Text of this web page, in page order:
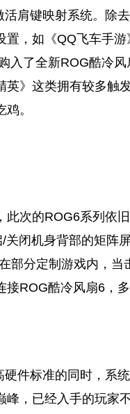
肩键映射系统。除
，如《QQ飞车手
入了全新ROG酷冷
英》这类拥有较多触
。
次的ROG6系列依
/关闭机身背部的矩阵
部分定制游戏内，当
ROG酷冷风扇6，
件标准的同时，系
峰，已经入手的玩家